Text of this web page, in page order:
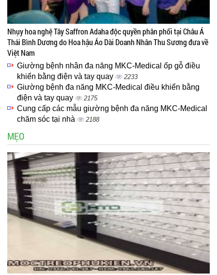
Nhụy hoa nghệ Tây Saffron Adaha độc quyền phân phối tại Châu Á
Thái Bình Dương do Hoa hậu Áo Dài Doanh Nhân Thu Sương đưa về
Việt Nam
Giường bệnh nhân đa năng MKC-Medical ốp gỗ điều
khiển bằng điện và tay quay
2233
Giường bệnh đa năng MKC-Medical điều khiển bằng
điện và tay quay
2175
Cung cấp các mẫu giường bệnh đa năng MKC-Medical
chăm sóc tại nhà
2188
MẸO